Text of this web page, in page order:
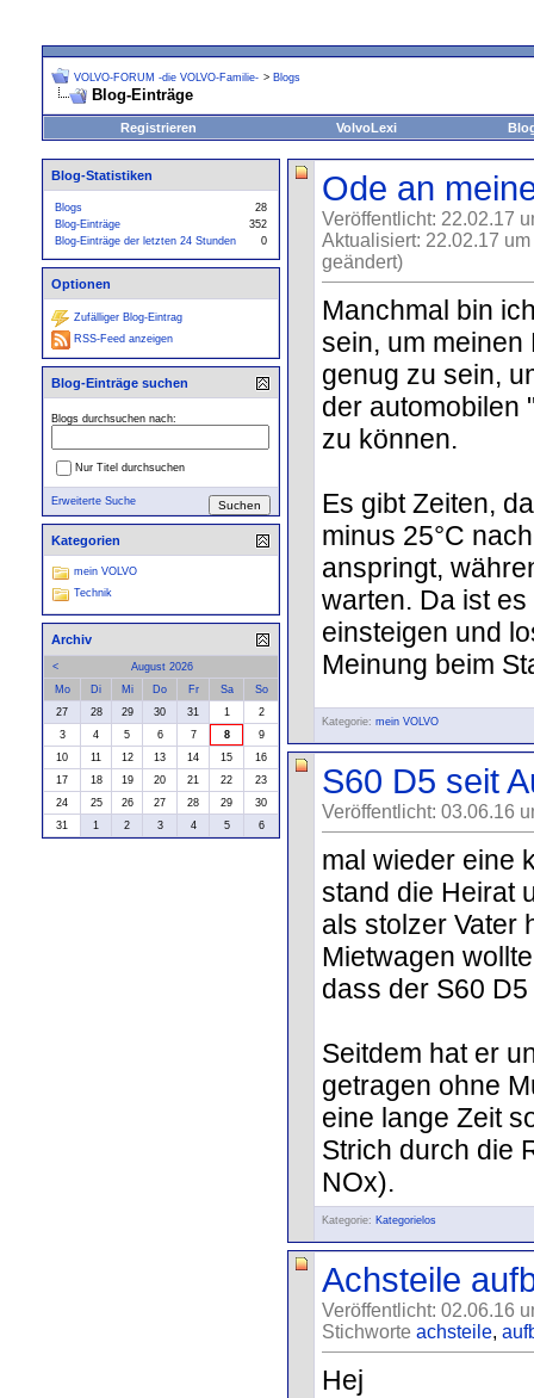
VOLVO-FORUM -die VOLVO-Familie- > Blogs
Blog-Einträge
Registrieren VolvoLexi
Ode an
Veröffentlicht: 22.02.17
Aktualisiert: 22.02.17
geändert)
Manchmal bin
sein, um meinen
genug zu sein,
der automobilen
zu können.
Es gibt Zeiten,
minus 25°C
anspringt,
warten. Da ist
einsteigen und
Meinung beim
Kategorie: mein VOLVO
S60 D5 seit
Veröffentlicht: 03.06.16
mal wieder eine
stand die Heirat
als stolzer Vater
Mietwagen
dass der S60
Seitdem hat er
getragen ohne
eine lange Zeit
Strich durch die
NOx).
Kategorie: Kategorielos
Achsteile
Veröffentlicht: 02.06.16
Stichworte achsteile,
Hej
Blog-Statistiken
Blogs
28
Blog-Einträge
352
Blog-Einträge der letzten 24 Stunden
0
Optionen
Zufälliger Blog-Eintrag
RSS-Feed anzeigen
Blog-Einträge suchen
Blogs durchsuchen nach:
Nur Titel durchsuchen
Erweiterte Suche
Kategorien
mein VOLVO
Technik
Archiv
<
August 2026
Mo
Di Mi Do Fr Sa
So
27
28 29 30 31 1
2
3
4 5 6 7 8
9
10
11 12 13 14 15
16
17
18 19 20 21 22
23
24
25 26 27 28 29
30
31
1 2 3 4 5 6